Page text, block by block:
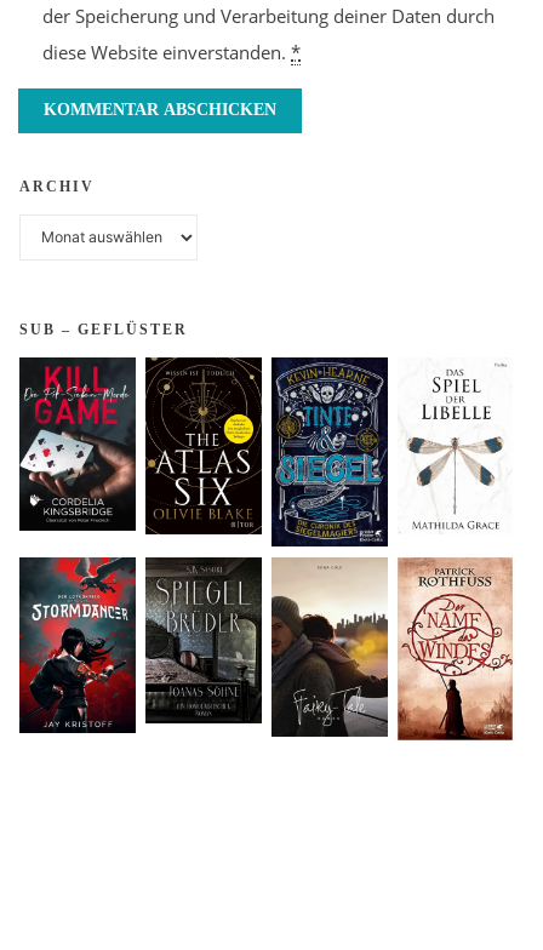
der Speicherung und Verarbeitung deiner Daten durch
diese Website einverstanden.*
ARCHIV
SUB – GEFLÜSTER